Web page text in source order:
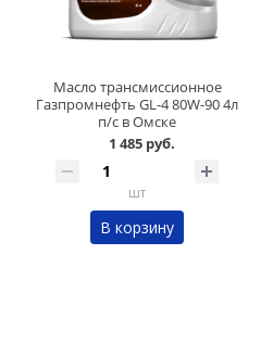
Масло трансмиссионное
Газпромнефть GL-4 80W-90 4л
п/с в Омске
1 485 руб.
шт
В корзину